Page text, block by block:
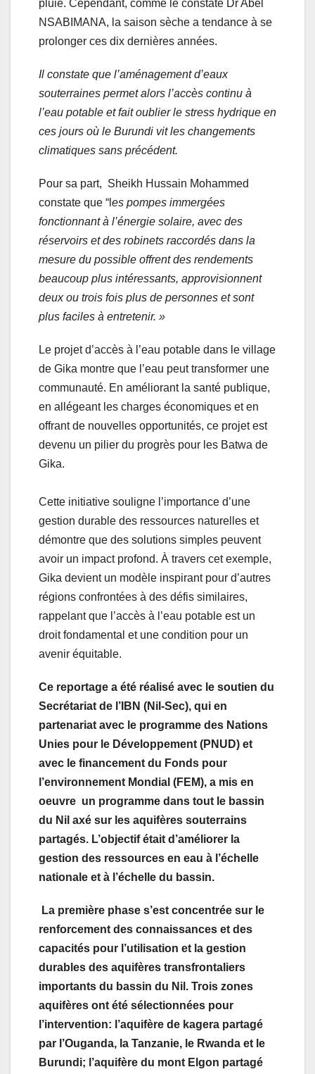
pluie. Cependant, comme le constate DrAbel
NSABIMANA, la saison sèche a tendance à se
prolonger ces dix dernières années.
Il constate que l’aménagement d’eaux
souterraines permet alors l’accès continu à
l’eau potable et fait oublier le stress hydrique en
ces jours où le Burundi vit les changements
climatiques sans précédent.
Pour sa part, Sheikh Hussain Mohammed
constate que “l es pompes immergées
fonctionnant à l’énergie solaire, avec des
réservoirs et des robinets raccordés dans la
mesure du possible offrent des rendements
beaucoup plus intéressants, approvisionnent
deux ou trois fois plus de personnes et sont
plus faciles à entretenir. »
Le projet d’accès à l’eau potable dans le village
de Gika montre que l’eau peut transformer une
communauté. En améliorant la santé publique,
en allégeant les charges économiques et en
offrant de nouvelles opportunités, ce projet est
devenu un pilier du progrès pour les Batwa de
Gika.
Cette initiative souligne l’importance d’une
gestion durable des ressources naturelles et
démontre que des solutions simples peuvent
avoir un impact profond. À travers cet exemple,
Gika devient un modèle inspirant pour d’autres
régions confrontées à des défis similaires,
rappelant que l’accès à l’eau potable est un
droit fondamental et une condition pour un
avenir équitable.
Ce reportage a été réalisé avec le soutien du
Secrétariat de l’IBN (Nil-Sec), qui en
partenariat avec le programme des Nations
Unies pour le Développement (PNUD) et
avec le financement du Fonds pour
l’environnement Mondial (FEM), a mis en
oeuvre un programme dans tout le bassin
du Nil axé sur les aquifères souterrains
partagés. L’objectif était d’améliorer la
gestion des ressources en eau à l’échelle
nationale et à l’échelle du bassin.
La première phase s’est concentrée sur le
renforcement des connaissances et des
capacités pour l’utilisation et la gestion
durables des aquifères transfrontaliers
importants du bassin du Nil. Trois zones
aquifères ont été sélectionnées pour
l’intervention: l’aquifère de kagera partagé
par l’Ouganda, la Tanzanie, le Rwanda et le
Burundi; l’aquifère du mont Elgon partagé